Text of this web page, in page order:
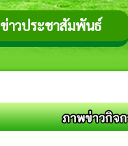
ข่าวประชาสัมพันธ์